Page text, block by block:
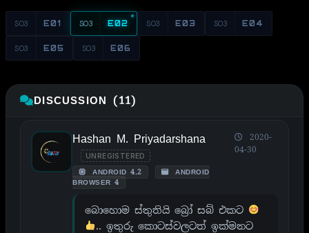
S03 E01 S03 E02 S03 E03 S03 E04
S03 E05 S03 E06
DISCUSSION (11)
Hashan M. Priyadarshana
UNREGISTERED
ANDROID 4.2
ANDROID
BROWSER 4
2020-
04-30
බොහොම ස්තුතියි බ්‍රෝ සබ් එකට
.. ඉතුරු කොටස්වලටත් ඉක්මනට